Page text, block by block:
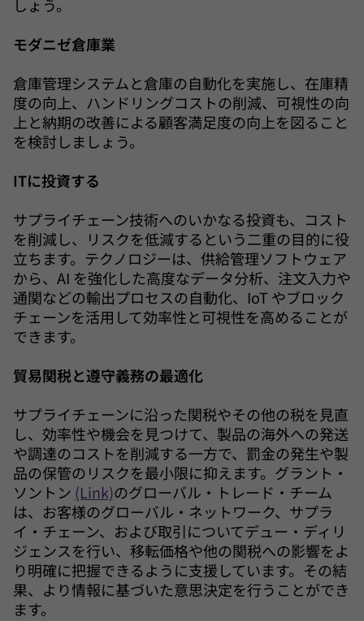
しょう。
モダニゼ倉庫業
倉庫管理システムと倉庫の自動化を実施し、在庫精
度の向上、ハンドリングコストの削減、可視性の向
上と納期の改善による顧客満足度の向上を図ること
を検討しましょう。
ITに投資する
サプライチェーン技術へのいかなる投資も、コスト
を削減し、リスクを低減するという二重の目的に役
立ちます。テクノロジーは、供給管理ソフトウェア
から、AI を強化した高度なデータ分析、注文入力や
通関などの輸出プロセスの自動化、IoT やブロック
チェーンを活用して効率性と可視性を高めることが
できます。
貿易関税と遵守義務の最適化
サプライチェーンに沿った関税やその他の税を見直
し、効率性や機会を見つけて、製品の海外への発送
や調達のコストを削減する一方で、罰金の発生や製
品の保管のリスクを最小限に抑えます。グラント・
ソントン (Link)のグローバル・トレード・チーム
は、お客様のグローバル・ネットワーク、サプラ
イ・チェーン、および取引についてデュー・ディリ
ジェンスを行い、移転価格や他の関税への影響をよ
り明確に把握できるように支援しています。その結
果、より情報に基づいた意思決定を行うことができ
ます。